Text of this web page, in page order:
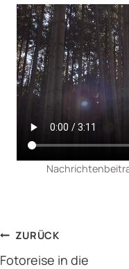
ZURÜCK
Fotoreise in die